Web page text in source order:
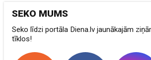
SEKO MUMS
Seko līdzi portāla Diena.lv jaunākajām
tīklos!